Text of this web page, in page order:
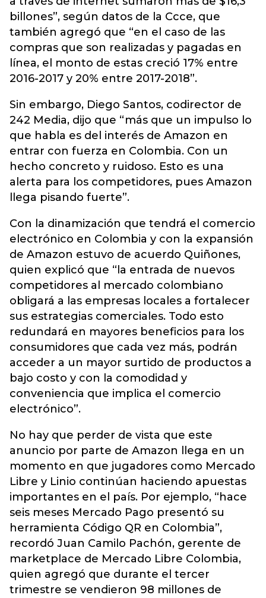
billones”, según datos de la Ccce, que
también agregó que “en el caso de las
compras que son realizadas y pagadas en
línea, el monto de estas creció 17% entre
2016-2017 y 20% entre 2017-2018”.
Sin embargo, Diego Santos, codirector de
242 Media, dijo que “más que un impulso lo
que habla es del interés de Amazon en
entrar con fuerza en Colombia. Con un
hecho concreto y ruidoso. Esto es una
alerta para los competidores, pues Amazon
llega pisando fuerte”.
Con la dinamización que tendrá el comercio
electrónico en Colombia y con la expansión
de Amazon estuvo de acuerdo Quiñones,
quien explicó que “la entrada de nuevos
competidores al mercado colombiano
obligará a las empresas locales a fortalecer
sus estrategias comerciales. Todo esto
redundará en mayores beneficios para los
consumidores que cada vez más, podrán
acceder a un mayor surtido de productos a
bajo costo y con la comodidad y
conveniencia que implica el comercio
electrónico”.
No hay que perder de vista que este
anuncio por parte de Amazon llega en un
momento en que jugadores como Mercado
Libre y Linio continúan haciendo apuestas
importantes en el país. Por ejemplo, “hace
seis meses Mercado Pago presentó su
herramienta Código QR en Colombia”,
recordó Juan Camilo Pachón, gerente de
marketplace de Mercado Libre Colombia,
quien agregó que durante el tercer
trimestre se vendieron 98 millones de